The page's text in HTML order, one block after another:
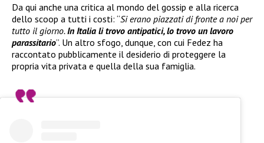
Da qui anche una critica al mondo del gossip e alla ricerca
dello scoop a tutti i costi: “Si erano piazzati di fronte a noi per
tutto il giorno.In Italia li trovo antipatici, lo trovo un lavoro
parassitario”. Un altro sfogo, dunque, con cui Fedez ha
raccontato pubblicamente il desiderio di proteggere la
propria vita privata e quella della sua famiglia.